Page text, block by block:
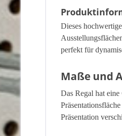
Dieses
perfekt für
Maße und
Das Regal hat eine
Präsentation